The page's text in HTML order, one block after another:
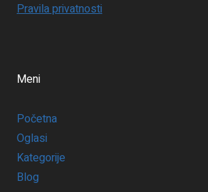
Pravila privatnosti
Meni
Početna
Oglasi
Kategorije
Blog